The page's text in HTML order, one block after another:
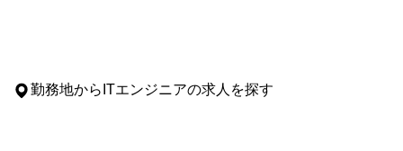
勤務地からITエンジニアの求人を探す